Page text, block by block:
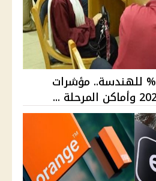
92.8% للطب و87.9% للهندسة.. مؤشرات